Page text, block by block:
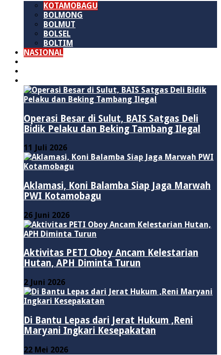
KOTAMOBAGU
BOLMONG
BOLMUT
BOLSEL
BOLTIM
NASIONAL
Operasi Besar di Sulut, BAIS Satgas Deli
Bidik Pelaku dan Beking Tambang Ilegal
11 Juli 2026
Aklamasi, Koni Balamba Siap Jaga Marwah
PWI Kotamobagu
26 Juni 2026
Aktivitas PETI Oboy Ancam Kelestarian
Hutan, APH Diminta Turun
2 Juni 2026
Di Bantu Lepas dari Jerat Hukum ,Reni
Maryani Ingkari Kesepakatan
22 Mei 2026